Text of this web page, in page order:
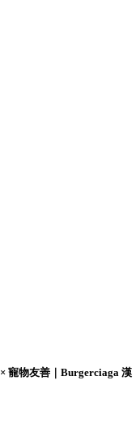
寵物友善｜Burgerciaga 漢